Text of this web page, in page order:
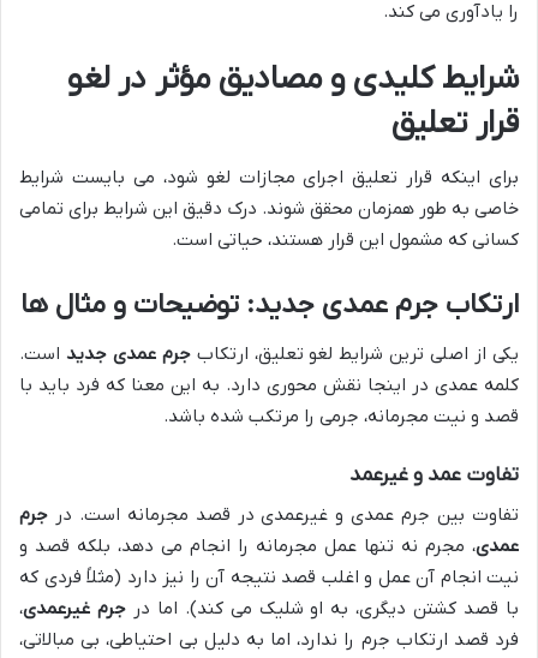
را یادآوری می کند.
شرایط کلیدی و مصادیق مؤثر در لغو
قرار تعلیق
برای اینکه قرار تعلیق اجرای مجازات لغو شود، می بایست شرایط
خاصی به طور همزمان محقق شوند. درک دقیق این شرایط برای تمامی
کسانی که مشمول این قرار هستند، حیاتی است.
ارتکاب جرم عمدی جدید: توضیحات و مثال ها
یکی از اصلی ترین شرایط لغو تعلیق، ارتکابجرم عمدی جدید است.
کلمه عمدی در اینجا نقش محوری دارد. به این معنا که فرد باید با
قصد و نیت مجرمانه، جرمی را مرتکب شده باشد.
تفاوت عمد و غیرعمد
تفاوت بین جرم عمدی و غیرعمدی در قصد مجرمانه است. در جرم
عمدی، مجرم نه تنها عمل مجرمانه را انجام می دهد، بلکه قصد و
نیت انجام آن عمل و اغلب قصد نتیجه آن را نیز دارد (مثلاً فردی که
با قصد کشتن دیگری، به او شلیک می کند). اما درجرم غیرعمدی،
فرد قصد ارتکاب جرم را ندارد، اما به دلیل بی احتیاطی، بی مبالاتی،